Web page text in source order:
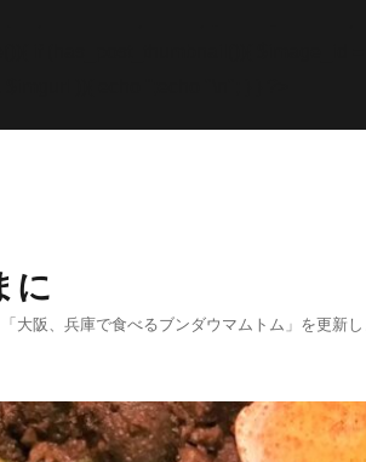
に
大阪、兵庫で食べるブンダウマムトム」を更